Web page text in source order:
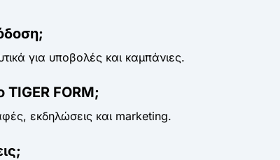
για υποβολές και καμπάνιες.
TIGER FORM;
εκδηλώσεις και marketing.